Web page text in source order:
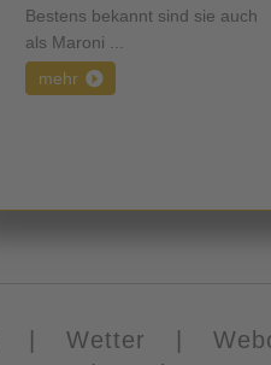
Bestens bekannt sind sie auch
als Maroni ...
mehr
Wetter